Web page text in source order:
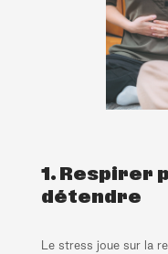
1. Respirer
détendre
Le stress joue sur la